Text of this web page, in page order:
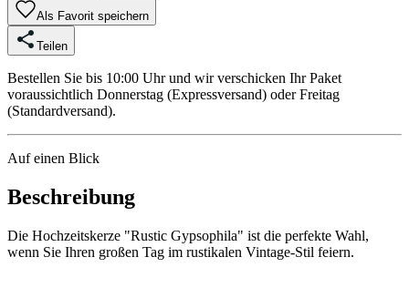
Als Favorit speichern
Teilen
Bestellen Sie bis 10:00 Uhr und wir verschicken Ihr Paket
voraussichtlich Donnerstag (Expressversand) oder Freitag
(Standardversand).
Auf einen Blick
Beschreibung
Die Hochzeitskerze "Rustic Gypsophila" ist die perfekte Wahl,
wenn Sie Ihren großen Tag im rustikalen Vintage-Stil feiern.